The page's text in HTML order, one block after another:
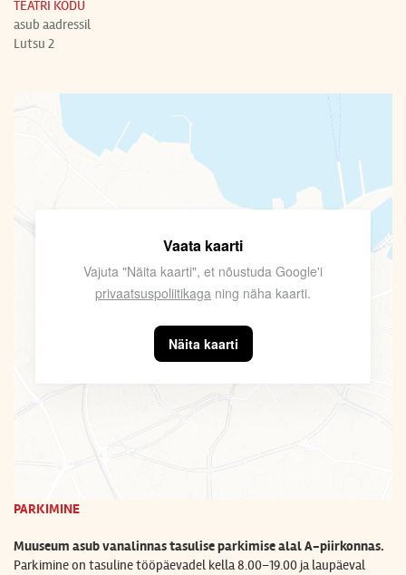
TEATRI KODU
asub aadressil
Lutsu 2
Vaata kaarti
Vajuta "Näita kaarti", et nõustuda Google'i
privaatsuspoliitikaga ning näha kaarti.
Näita kaarti
PARKIMINE
Muuseum asub vanalinnas tasulise parkimise alal A-piirkonnas.
Parkimine on tasulinetööpäevadel kella 8.00–19.00 ja laupäeval